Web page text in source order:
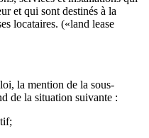
et qui sont destinés à la
locataires. («land lease
la mention de la sous-
de la situation suivante :